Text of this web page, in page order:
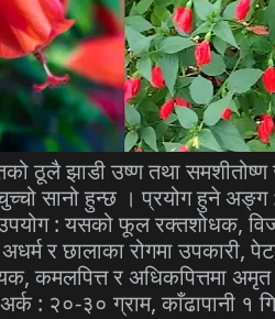
ठूलै झाडी उष्ण तथा
सानो हुन्छ । प्रयोग हुने
: यसको फूल रक्तशोधक,
र छालाका रोगमा उपकारी,
कमलपित्त र अधिकपित्तमा
: २०-३० ग्राम, काँढापानी १